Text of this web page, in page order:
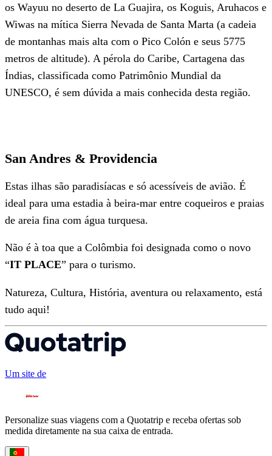
os Wayuu no deserto de La Guajira, os Koguis, Aruhacos e
Wiwas na mítica Sierra Nevada de Santa Marta (a cadeia
de montanhas mais alta com o Pico Colón e seus 5775
metros de altitude). A pérola do Caribe, Cartagena das
Índias, classificada como Patrimônio Mundial da
UNESCO, é sem dúvida a mais conhecida desta região.
San Andres & Providencia
Estas ilhas são paradisíacas e só acessíveis de avião. É
ideal para uma estadia à beira-mar entre coqueiros e praias
de areia fina com água turquesa.
Não é à toa que a Colômbia foi designada como o novo
“IT PLACE” para o turismo.
Natureza, Cultura, História, aventura ou relaxamento, está
tudo aqui!
Um site de
Personalize suas viagens com a Quotatrip e receba ofertas sob
medida diretamente na sua caixa de entrada.